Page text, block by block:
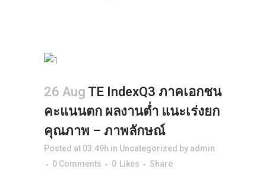
26 Aug TE IndexQ3 ภาคเอกชน
คะแนนตก ผลงานต่ำ แนะเร่งยก
คุณภาพ – ภาพลักษณ์
Posted at 03:49h in Uncategorized by admin
0 Comments
0 Likes Share